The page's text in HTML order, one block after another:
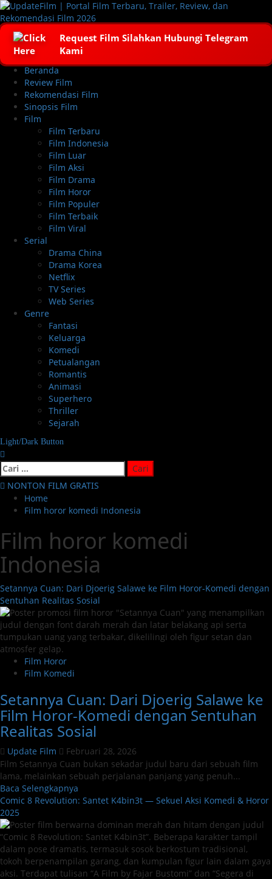
Skip
to
content
Request Film Silahkan Hubungi Telegram
Kami
Primary
Menu
Beranda
Review Film
Rekomendasi Film
Sinopsis Film
Film
Film Terbaru
Film Indonesia
Film Luar
Film Aksi
Film Drama
Film Horor
Film Populer
Film Terbaik
Film Viral
Serial
Drama China
Drama Korea
Netflix
TV Series
Web Series
Genre
Fantasi
Keluarga
Komedi
Petualangan
Romantis
Animasi
Superhero
Thriller
Sejarah
Light/Dark Button
Cari
untuk:
NONTON FILM GRATIS
Home
Film horor komedi Indonesia
Film horor komedi
Indonesia
Setannya Cuan: Dari Djoerig Salawe ke Film Horor-Komedi dengan
Sentuhan Realitas Sosial
Film Horor
Film Komedi
Setannya Cuan: Dari Djoerig Salawe ke
Film Horor-Komedi dengan Sentuhan
Realitas Sosial
Update Film
Februari 28, 2026
Film Setannya Cuan bukan sekadar judul baru dari sebuah film
lama, melainkan sebuah perjalanan panjang yang penuh...
Baca Selengkapnya
more
Setannya
Cuan:
Dari
Djoerig
Salawe
Comic 8 Revolution: Santet K4bin3t — Sekuel Aksi Komedi & Horor
2025